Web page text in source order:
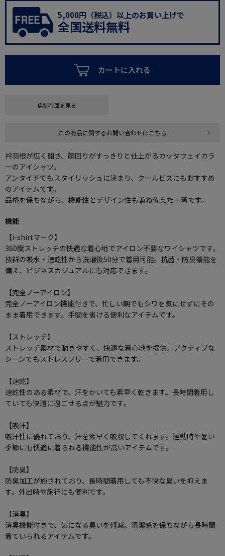
5,000円（税込）以上のお買い上げで
全国送料無料
カートに入れる
店舗在庫を見る
この商品に関するお問い合わせはこちら
衿羽根が広く開き、顔回りがすっきりと仕上がるカッタウェイカラ
ーのアイシャツ。
アンタイドでもスタイリッシュに決まり、クールビズにもおすすめ
のアイテムです。
品格を保ちながら、機能性とデザイン性も兼ね備えた一着です。
機能
【i-shirtマーク】
360度ストレッチの快適な着心地でアイロン不要なワイシャツです。
抜群の吸水・速乾性から洗濯後50分で着用可能。抗菌・防臭機能を
備え、ビジネスカジュアルにも対応できます。
【完全ノーアイロン】
完全ノーアイロン機能付きで、忙しい朝でもシワを気にせずにその
まま着用できます。手間を省ける便利なアイテムです。
【ストレッチ】
ストレッチ素材で動きやすく、快適な着心地を提供。アクティブな
シーンでもストレスフリーで着用できます。
【速乾】
速乾性のある素材で、汗をかいても素早く乾きます。長時間着用し
ていても快適に過ごせる点が魅力です。
【吸汗】
吸汗性に優れており、汗を素早く吸収してくれます。運動時や暑い
季節にも快適に着られる機能性が高いアイテムです。
【防臭】
防臭加工が施されており、長時間着用しても不快な臭いを抑えま
す。外出時や旅行にも便利です。
【消臭】
消臭機能付きで、気になる臭いを軽減。清潔感を保ちながら長時間
着ていられるアイテムです。